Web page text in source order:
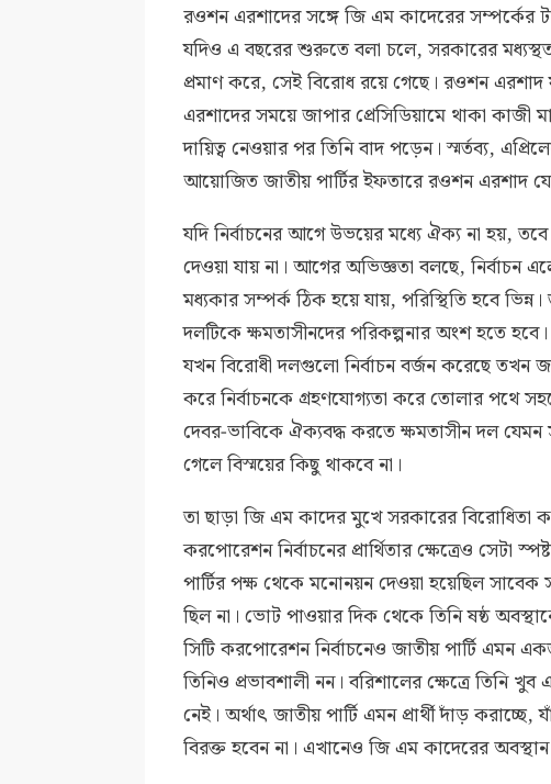
রওশন এরশাদের সঙ্গে জি এম কাদেরের
যদিও এ বছরের শুরুতে বলা চলে, সরকারের
প্রমাণ করে, সেই বিরোধ রয়ে গেছে। রওশন এরশাদ
এরশাদের সময়ে জাপার প্রেসিডিয়ামে থাকা কাজী
দায়িত্ব নেওয়ার পর তিনি বাদ পড়েন। স্মর্তব্য,
আয়োজিত জাতীয় পার্টির ইফতারে রওশন এরশাদ
যদি নির্বাচনের আগে উভয়ের মধ্যে ঐক্য না হয়,
দেওয়া যায় না। আগের অভিজ্ঞতা বলছে, নির্বাচন
মধ্যকার সম্পর্ক ঠিক হয়ে যায়, পরিস্থিতি হবে
দলটিকে ক্ষমতাসীনদের পরিকল্পনার অংশ হতে
যখন বিরোধী দলগুলো নির্বাচন বর্জন করেছে তখন
করে নির্বাচনকে গ্রহণযোগ্যতা করে তোলার পথে
দেবর-ভাবিকে ঐক্যবদ্ধ করতে ক্ষমতাসীন দল
গেলে বিস্ময়ের কিছু থাকবে না।
তা ছাড়া জি এম কাদের মুখে সরকারের বিরোধিতা
করপোরেশন নির্বাচনের প্রার্থিতার ক্ষেত্রেও সেটা
পার্টির পক্ষ থেকে মনোনয়ন দেওয়া হয়েছিল
ছিল না। ভোট পাওয়ার দিক থেকে তিনি ষষ্ঠ
সিটি করপোরেশন নির্বাচনেও জাতীয় পার্টি এমন
তিনিও প্রভাবশালী নন। বরিশালের ক্ষেত্রে তিনি
নেই। অর্থাৎ জাতীয় পার্টি এমন প্রার্থী দাঁড় করাচ্ছে,
বিরক্ত হবেন না। এখানেও জি এম কাদেরের